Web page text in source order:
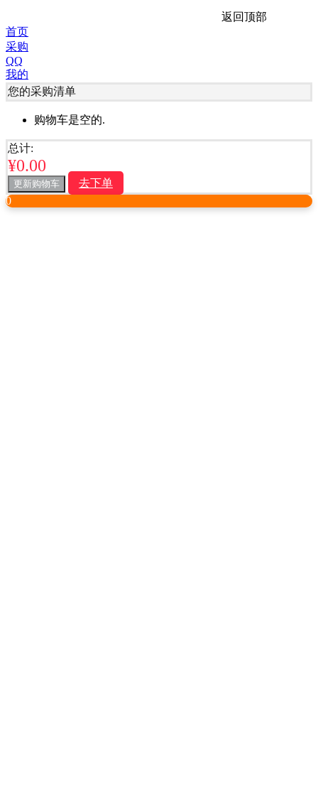
返回顶部
首页
采购
QQ
我的
您的采购清单
购物车是空的.
总计:
¥0.00
更新购物车
去下单
0